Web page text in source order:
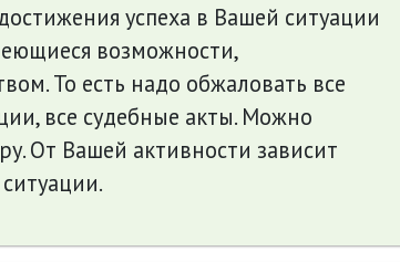
успеха в Вашей ситуации
возможности,
То есть надо обжаловать все
все судебные акты. Можно
От Вашей активности зависит